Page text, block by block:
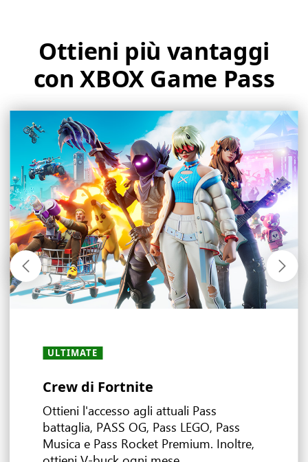
Ottieni più vantaggi
con XBOX Game Pass
ULTIMATE
Crew di Fortnite
Ottieni l'accesso agli attuali Pass
battaglia, PASS OG, Pass LEGO, Pass
Musica e Pass Rocket Premium. Inoltre,
ULTIMATE
Esplora il mondo di EA
ULTIMATE
Classici Ubisoft+
ULTIMATE
Riproduci in streaming e gioca
ovunque
TUTTI I PIANI
Vantaggi di gioco
TUTTI I PIANI
Ottieni più punti Rewards con
XBOX Game Pass
ULTIMATE
Giochi multiplayer
TUTTI I PIANI
Offerte e sconti
SCOPRI LE OFFERTE